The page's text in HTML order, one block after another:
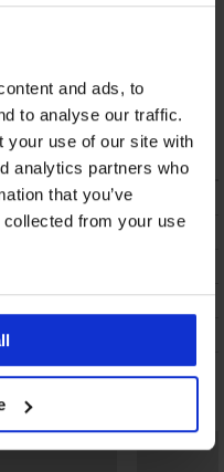
and ads, to
to analyse our traffic.
your use of our site with
analytics partners who
that you’ve
collected from your use
II
fog